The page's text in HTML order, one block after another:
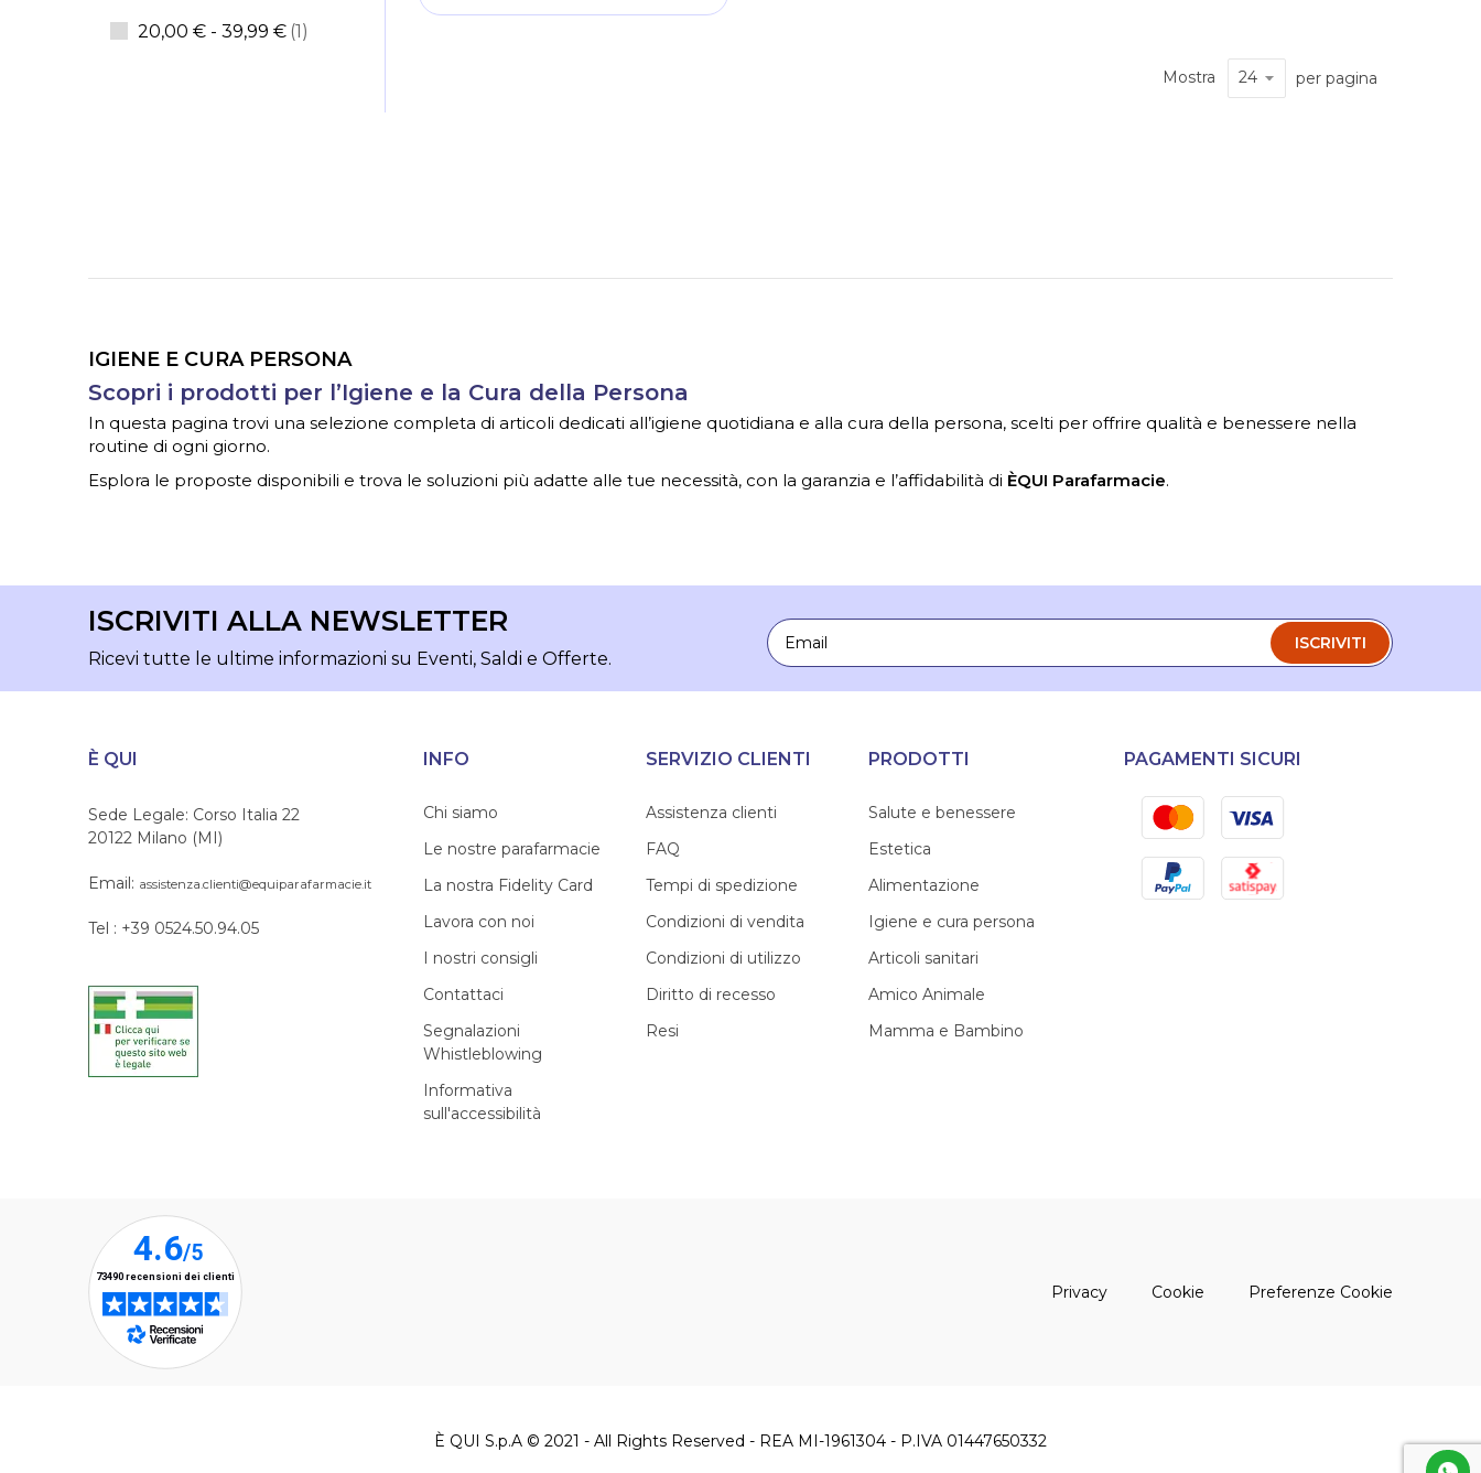
Mostra per pagina
20,00 € - 39,99 € 1elemento
IGIENE E CURA PERSONA
Scopri i prodotti per l’Igiene e la Cura della Persona
In questa pagina trovi una selezione completa di articoli dedicati all’igiene quotidiana e alla cura della persona, scelti per offrire qualità e benessere nella
routine di ogni giorno.
Esplora le proposte disponibili e trova le soluzioni più adatte alle tue necessità, con la garanzia e l’affidabilità di ÈQUI Parafarmacie.
ISCRIVITI ALLA NEWSLETTER
Ricevi tutte le ultime informazioni su Eventi, Saldi e Offerte.
Email
ISCRIVITI
È QUI
Sede Legale: Corso Italia 22
20122 Milano (MI)
Email: assistenza.clienti@equiparafarmacie.it
Tel : +39 0524.50.94.05
INFO
Chi siamo
Le nostre parafarmacie
La nostra Fidelity Card
Lavora con noi
I nostri consigli
Contattaci
Segnalazioni
Whistleblowing
Informativa
sull'accessibilità
SERVIZIO CLIENTI
Assistenza clienti
FAQ
Tempi di spedizione
Condizioni di vendita
Condizioni di utilizzo
Diritto di recesso
Resi
PRODOTTI
Salute e benessere
Estetica
Alimentazione
Igiene e cura persona
Articoli sanitari
Amico Animale
Mamma e Bambino
PAGAMENTI SICURI
MastercardVisa
PayPal Satispay
Privacy(apre una nuova finestra)
Cookie (apre una nuova finestra)
Preferenze Cookie
È QUI S.p.A © 2021 - All Rights Reserved - REA MI-1961304 - P.IVA 01447650332